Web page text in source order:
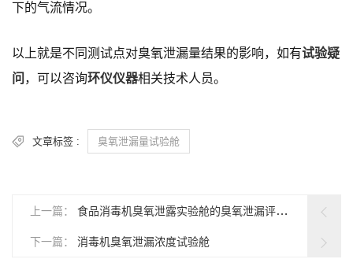
下的气流情况。
以上就是不同测试点对臭氧泄漏量结果的影响，如有试验疑
问 ，可以咨询环仪仪器相关技术人员。
文章标签 : 臭氧泄漏量试验舱
上一篇： 食品消毒机臭氧泄露实验舱的臭氧泄漏评估方法
下一篇： 消毒机臭氧泄漏浓度试验舱